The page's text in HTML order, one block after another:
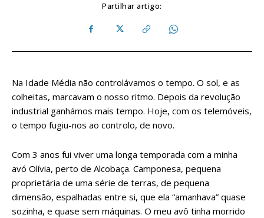
Partilhar artigo:
Na Idade Média não controlávamos o tempo. O sol, e as
colheitas, marcavam o nosso ritmo. Depois da revolução
industrial ganhámos mais tempo. Hoje, com os telemóveis,
o tempo fugiu-nos ao controlo, de novo.
Com 3 anos fui viver uma longa temporada com a minha
avó Olívia, perto de Alcobaça. Camponesa, pequena
proprietária de uma série de terras, de pequena
dimensão, espalhadas entre si, que ela “amanhava” quase
sozinha, e quase sem máquinas. O meu avô tinha morrido